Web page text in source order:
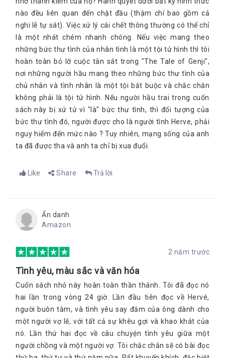
nào đều liên quan đến chặt đầu (thậm chí bao gồm cả
nghi lễ tự sát). Việc xử lý cái chết thông thường có thể chỉ
là một nhát chém nhanh chóng. Nếu việc mang theo
những bức thư tình của nhân tình là một tội tử hình thì tôi
hoàn toàn bỏ lỡ cuộc tàn sát trong "The Tale of Genji",
nơi những người hầu mang theo những bức thư tình của
chủ nhân và tình nhân là một tội bắt buộc và chắc chắn
không phải là tội tử hình. Nếu người hầu trai trong cuốn
sách này bị xử tử vì "là" bức thư tình, thì đối tượng của
bức thư tình đó, người được cho là người tình Herve, phải
nguy hiểm đến mức nào ? Tuy nhiên, mạng sống của anh
ta đã được tha và anh ta chỉ bị xua đuổi.
Like Share Trả lời
Ẩn danh
Amazon
2 năm trước
Tình yêu, màu sắc và văn hóa
Cuốn sách nhỏ này hoàn toàn thần thánh. Tôi đã đọc nó
hai lần trong vòng 24 giờ. Lần đầu tiên đọc về Hervé,
người buôn tằm, và tình yêu say đắm của ông dành cho
một người vợ lẽ, với tất cả sự khêu gợi và khao khát của
nó. Lần thứ hai đọc về câu chuyện tình yêu giữa một
người chồng và một người vợ. Tôi chắc chắn sẽ có bài đọc